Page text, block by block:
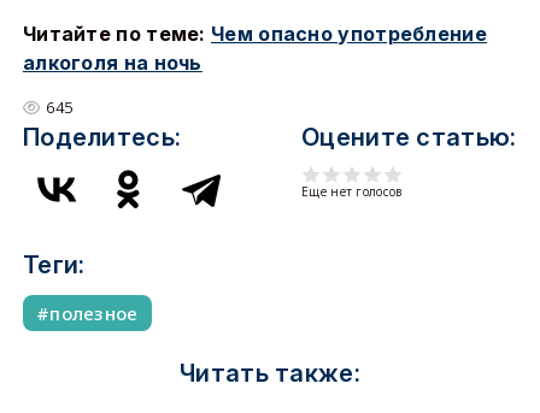
Читайте по теме: Чем опасно употребление
алкоголя на ночь
645
Поделитесь: Оцените статью:
Еще нет голосов
Теги:
полезное
Читать также: